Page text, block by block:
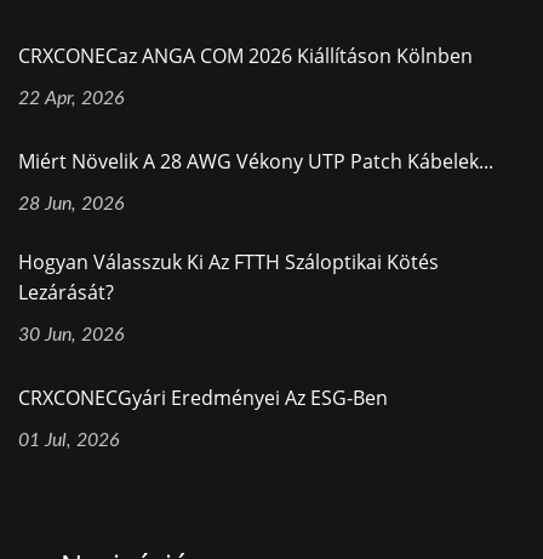
CRXCONECaz ANGA COM 2026 Kiállításon Kölnben
22 Apr, 2026
Miért Növelik A 28 AWG Vékony UTP Patch Kábelek...
28 Jun, 2026
Hogyan Válasszuk Ki Az FTTH Száloptikai Kötés
Lezárását?
30 Jun, 2026
CRXCONECGyári Eredményei Az ESG-Ben
01 Jul, 2026